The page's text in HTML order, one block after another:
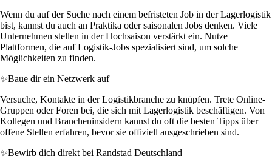
Wenn du auf der Suche nach einem befristeten Job in der Lagerlogistik
bist, kannst du auch an Praktika oder saisonalen Jobs denken. Viele
Unternehmen stellen in der Hochsaison verstärkt ein. Nutze
Plattformen, die auf Logistik-Jobs spezialisiert sind, um solche
Möglichkeiten zu finden.
✨Baue dir ein Netzwerk auf
Versuche, Kontakte in der Logistikbranche zu knüpfen. Trete Online-
Gruppen oder Foren bei, die sich mit Lagerlogistik beschäftigen. Von
Kollegen und Brancheninsidern kannst du oft die besten Tipps über
offene Stellen erfahren, bevor sie offiziell ausgeschrieben sind.
✨Bewirb dich direkt bei Randstad Deutschland